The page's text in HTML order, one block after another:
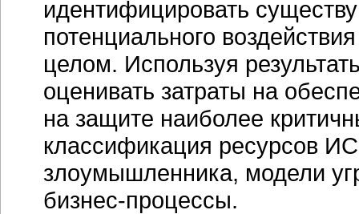
идентифицировать
потенциального
целом. Используя
оценивать затраты на
на защите наиболее
классификация ресурсов
злоумышленника, модели
бизнес-процессы.